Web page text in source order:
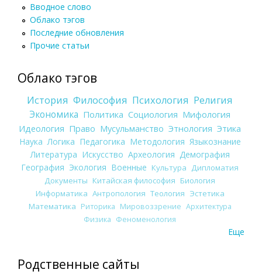
Вводное слово
Облако тэгов
Последние обновления
Прочие статьи
Облако тэгов
История Философия Психология Религия
Экономика Политика Социология Мифология
Идеология Право Мусульманство Этнология Этика
Наука Логика Педагогика Методология Языкознание
Литература Искусство Археология Демография
География Экология Военные Культура
Дипломатия
Документы Китайская философия Биология
Информатика Антропология Теология Эстетика
Математика Риторика Мировоззрение Архитектура
Физика Феноменология
Еще
Родственные сайты